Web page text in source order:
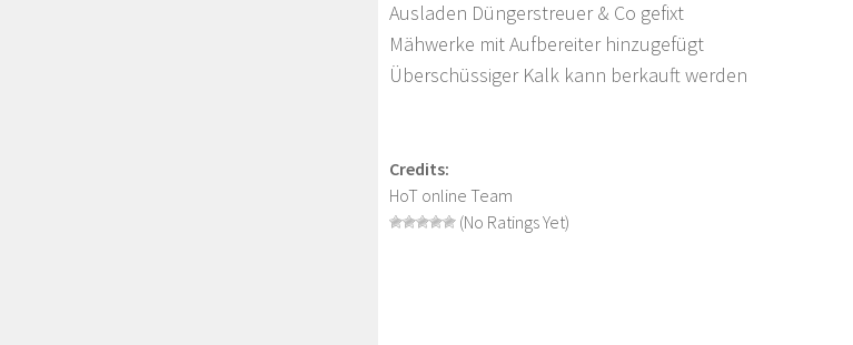
Ausladen Düngerstreuer & Co gefixt
Mähwerke mit Aufbereiter hinzugefügt
Überschüssiger Kalk kann berkauft werden
Credits:
HoT online Team
(No Ratings Yet)